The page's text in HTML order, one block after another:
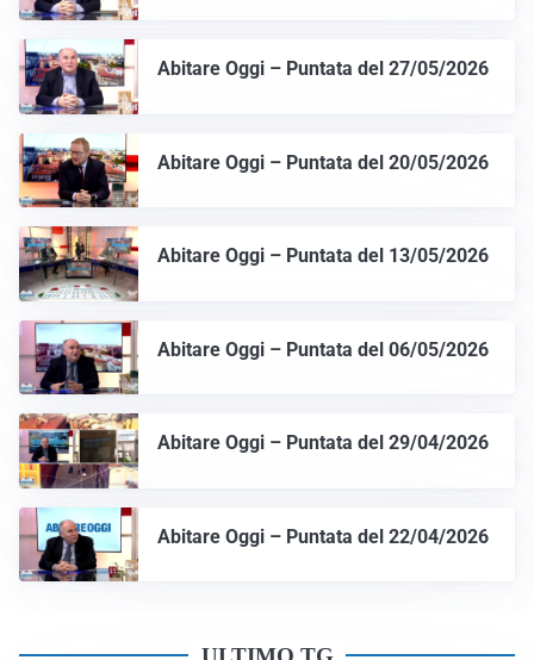
Abitare Oggi – Puntata del 27/05/2026
Abitare Oggi – Puntata del 20/05/2026
Abitare Oggi – Puntata del 13/05/2026
Abitare Oggi – Puntata del 06/05/2026
Abitare Oggi – Puntata del 29/04/2026
Abitare Oggi – Puntata del 22/04/2026